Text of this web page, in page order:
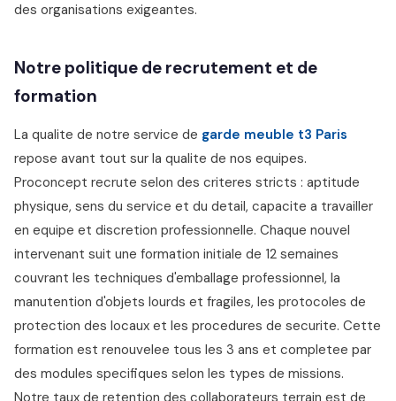
des organisations exigeantes.
Notre politique de recrutement et de
formation
La qualite de notre service de garde meuble t3 Paris
repose avant tout sur la qualite de nos equipes.
Proconcept recrute selon des criteres stricts : aptitude
physique, sens du service et du detail, capacite a travailler
en equipe et discretion professionnelle. Chaque nouvel
intervenant suit une formation initiale de 12 semaines
couvrant les techniques d'emballage professionnel, la
manutention d'objets lourds et fragiles, les protocoles de
protection des locaux et les procedures de securite. Cette
formation est renouvelee tous les 3 ans et completee par
des modules specifiques selon les types de missions.
Notre taux de retention des collaborateurs terrain est de